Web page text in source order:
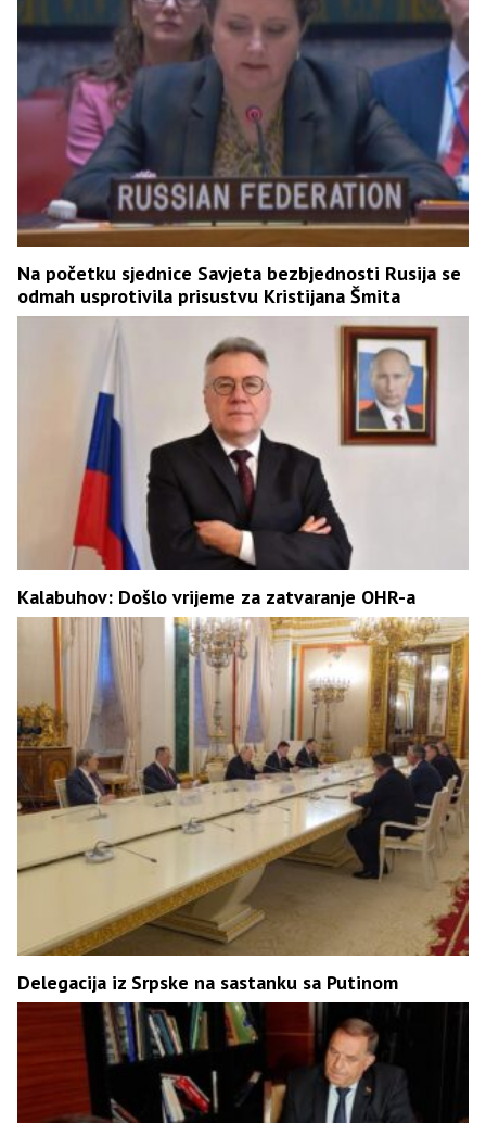
Na početku sjednice Savjeta bezbjednosti Rusija se
odmah usprotivila prisustvu Kristijana Šmita
Kalabuhov: Došlo vrijeme za zatvaranje OHR-a
Delegacija iz Srpske na sastanku sa Putinom